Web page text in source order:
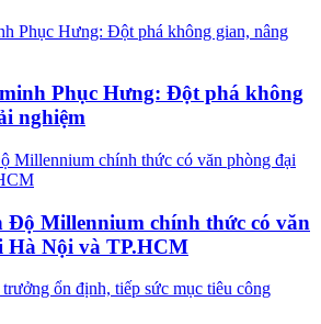
Phục Hưng: Đột phá không
nghiệm
Độ Millennium chính thức có văn
Hà Nội và TP.HCM